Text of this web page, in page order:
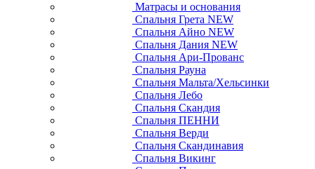
Матрасы и основания
Спальня Грета NEW
Спальня Айно NEW
Спальня Дания NEW
Спальня Ари-Прованс
Спальня Рауна
Спальня Мальта/Хельсинки
Спальня Лебо
Спальня Скандия
Спальня ПЕННИ
Спальня Верди
Спальня Скандинавия
Спальня Викинг